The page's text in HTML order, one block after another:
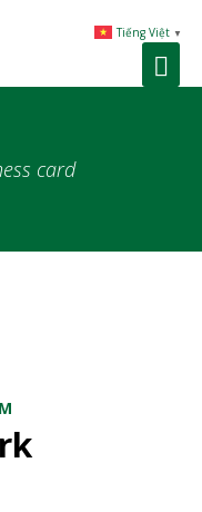
card
Tiếng Việt ▼